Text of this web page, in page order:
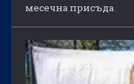
месечна присъда